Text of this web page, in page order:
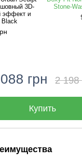
3D-
эффект и
Black
Stone-
грн 2 198
Купить